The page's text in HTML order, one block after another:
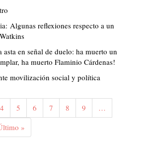
Algunas reflexiones respecto a un
asta en señal de duelo: ha muerto un
ha muerto Flaminio Cárdenas!
movilización social y política
Página
4 Página
5 Página
6 Página
7 Página
8 Página
9
…
»